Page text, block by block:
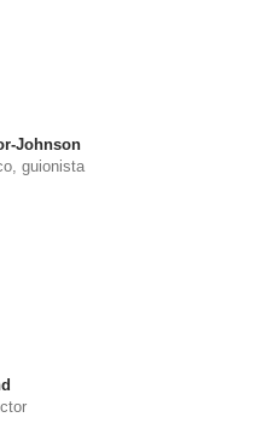
Johnson
guionista